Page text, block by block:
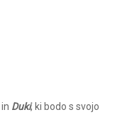
in Duki, ki bodo s svojo